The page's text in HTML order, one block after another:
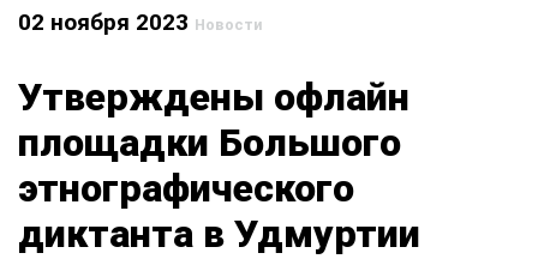
02 ноября 2023 Новости
Утверждены офлайн
площадки Большого
этнографического
диктанта в Удмуртии